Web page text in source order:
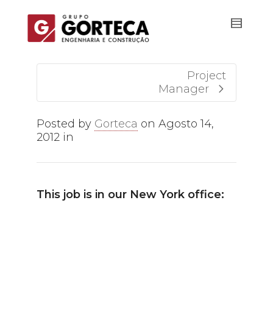
Project
Manager
Posted by Gorteca on Agosto 14,
2012 in
This job is in our New York office: